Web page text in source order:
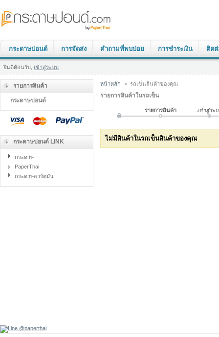
กระดาษปอนด์ การจัดส่ง คำถามที่พบบ่อย การชำระเงิน ติดต่
ยินดีต้อนรับ, เข้าสู่ระบบ
รายการสินค้า
กระดาษปอนด์
กระดาษปอนด์ LINK
กระดาษ
PaperThai
กระดาษอาร์ตมัน
หน้าหลัก > รถเข็นสินค้าของคุณ
รายการสินค้าในรถเข็น
รายการสินค้า เข้าสู่ระ
ไม่มีสินค้าในรถเข็นสินค้าของคุณ